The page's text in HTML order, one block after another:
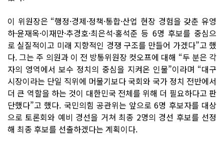
이 위원장은 “행정·경제·정책·통합·산업 현장 경험을 갖춘 유영
하·윤재옥·이재만·추경호·최은석·홍석준 등 6명 후보를 중심으
로 실질적이고 미래 지향적인 경쟁 구조를 만들어 가겠다”고 했
다. 그는 주 의원과 이 전 방통위원장 컷오프에 대해 “두 분은 각
자의 영역에서 보수 정치의 중심을 지켜온 인물”이라며 “대구
시장이라는 단일 직위에 머물기보다 국회와 국가 정치 전반에서
더 큰 역할을 하는 것이 대한민국 전체를 위해 더 필요하다고 판
단했다”고 했다. 국민의힘 공관위는 앞으로 6명 후보자를 대상
으로 토론회와 예비 경선을 거쳐 최종 2명의 경선 후보를 선정
해 최종 후보를 선출하겠다는 계획이다.